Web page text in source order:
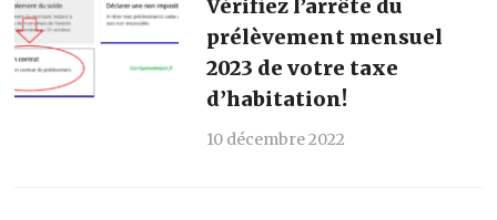
Vérifiez l’arrête du
prélèvement mensuel
2023 de votre taxe
d’habitation!
10 décembre 2022